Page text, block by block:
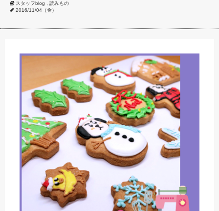
スタッフblog
読みもの
2016/11/04（金）